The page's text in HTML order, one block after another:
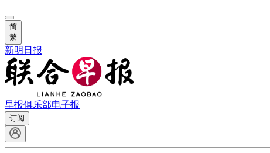
简
繁
新明日报
早报俱乐部电子报
订阅